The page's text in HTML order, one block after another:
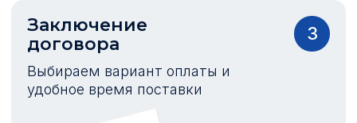
Заключение
договора
Выбираем вариант оплаты и
удобное время поставки
3